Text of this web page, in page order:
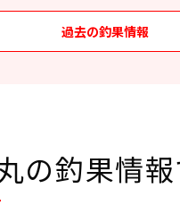
過去の釣果情報
の釣果情